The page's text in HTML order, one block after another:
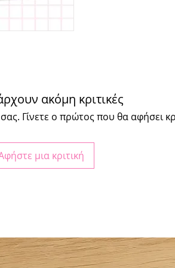
ακόμη κριτικές
Γίνετε ο πρώτος που θα αφήσει
μια κριτική